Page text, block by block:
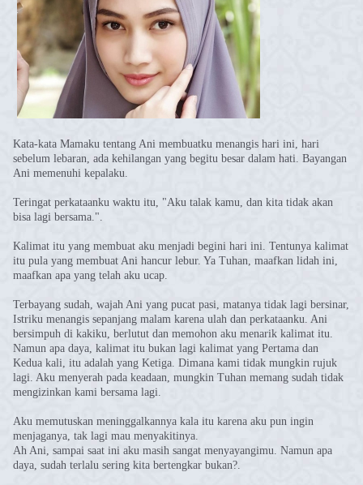
Kata-kata Mamaku tentang Ani membuatku menangis hari ini, hari
sebelum lebaran, ada kehilangan yang begitu besar dalam hati. Bayangan
Ani memenuhi kepalaku.
Teringat perkataanku waktu itu, "Aku talak kamu, dan kita tidak akan
bisa lagi bersama.".
Kalimat itu yang membuat aku menjadi begini hari ini. Tentunya kalimat
itu pula yang membuat Ani hancur lebur. Ya Tuhan, maafkan lidah ini,
maafkan apa yang telah aku ucap.
Terbayang sudah, wajah Ani yang pucat pasi, matanya tidak lagi bersinar,
Istriku menangis sepanjang malam karena ulah dan perkataanku. Ani
bersimpuh di kakiku, berlutut dan memohon aku menarik kalimat itu.
Namun apa daya, kalimat itu bukan lagi kalimat yang Pertama dan
Kedua kali, itu adalah yang Ketiga. Dimana kami tidak mungkin rujuk
lagi. Aku menyerah pada keadaan, mungkin Tuhan memang sudah tidak
mengizinkan kami bersama lagi.
Aku memutuskan meninggalkannya kala itu karena aku pun ingin
menjaganya, tak lagi mau menyakitinya.
Ah Ani, sampai saat ini aku masih sangat menyayangimu. Namun apa
daya, sudah terlalu sering kita bertengkar bukan?.